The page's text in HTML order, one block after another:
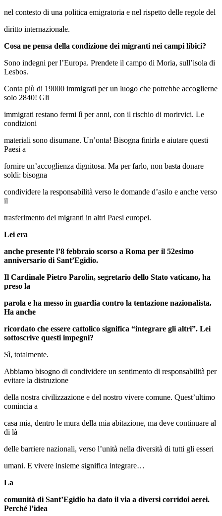
nel contesto di una politica emigratoria e nel rispetto delle regole del
diritto internazionale.
Cosa ne pensa della condizione dei migranti nei campi libici?
Sono indegni per l’Europa. Prendete il campo di Moria, sull’isola di
Lesbos.
Conta più di 19000 immigrati per un luogo che potrebbe accoglierne
solo 2840! Gli
immigrati restano fermi lì per anni, con il rischio di morirvici. Le
condizioni
materiali sono disumane. Un’onta! Bisogna finirla e aiutare questi
Paesi a
fornire un’accoglienza dignitosa. Ma per farlo, non basta donare
soldi: bisogna
condividere la responsabilità verso le domande d’asilo e anche verso
il
trasferimento dei migranti in altri Paesi europei.
Lei era
anche presente l’8 febbraio scorso a Roma per il 52esimo
anniversario di Sant’Egidio.
Il Cardinale Pietro Parolin, segretario dello Stato vaticano, ha
preso la
parola e ha messo in guardia contro la tentazione nazionalista.
Ha anche
ricordato che essere cattolico significa “integrare gli altri”. Lei
sottoscrive questi impegni?
Sì, totalmente.
Abbiamo bisogno di condividere un sentimento di responsabilità per
evitare la distruzione
della nostra civilizzazione e del nostro vivere comune. Quest’ultimo
comincia a
casa mia, dentro le mura della mia abitazione, ma deve continuare al
di là
delle barriere nazionali, verso l’unità nella diversità di tutti gli esseri
umani. E vivere insieme significa integrare…
La
comunità di Sant’Egidio ha dato il via a diversi corridoi aerei.
Perché l’idea